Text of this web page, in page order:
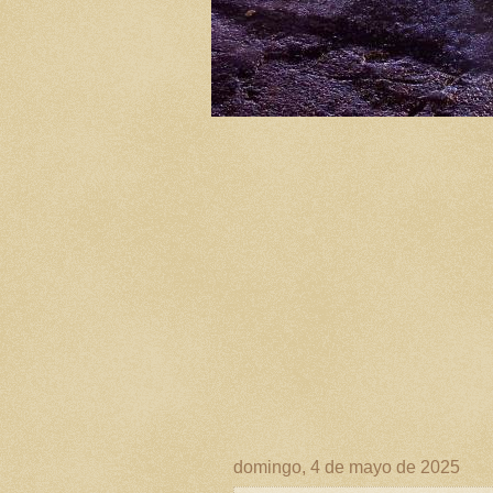
domingo, 4 de mayo de 2025